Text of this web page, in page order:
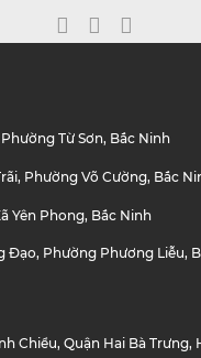
Phường Từ Sơn, Bắc Ninh
Phường Võ Cường, Bắc
Yên Phong, Bắc Ninh
Đạo, Phường Phương Liễu,
Chiểu, Quận Hai Bà Trưng,